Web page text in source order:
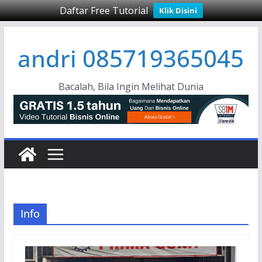
Daftar Free Tutorial Klik Disini
content
andri 085719365045
Bacalah, Bila Ingin Melihat Dunia
Info